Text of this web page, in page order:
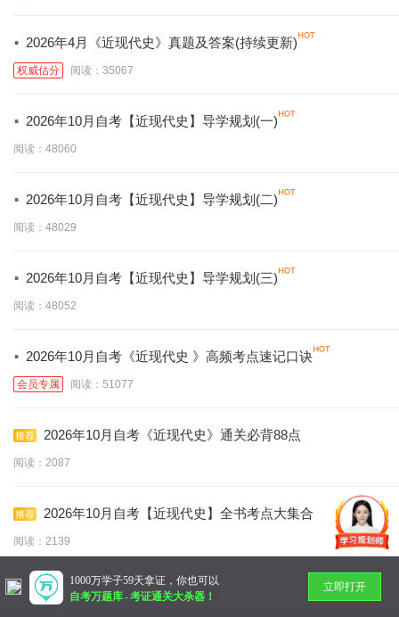
· 2026年4月《近现代史》真题及答案(持续更新)
权威估分 阅读：35067
· 2026年10月自考【近现代史】导学规划(一)
阅读：48060
· 2026年10月自考【近现代史】导学规划(二)
阅读：48029
· 2026年10月自考【近现代史】导学规划(三)
阅读：48052
· 2026年10月自考《近现代史 》高频考点速记口诀
会员专属 阅读：51077
2026年10月自考《近现代史》通关必背88点
阅读：2087
2026年10月自考【近现代史】全书考点大集合
阅读：2139
暂无更多
1000万学子59天拿证，你也可以
自考万题库-考证通关大杀器！
立即打开